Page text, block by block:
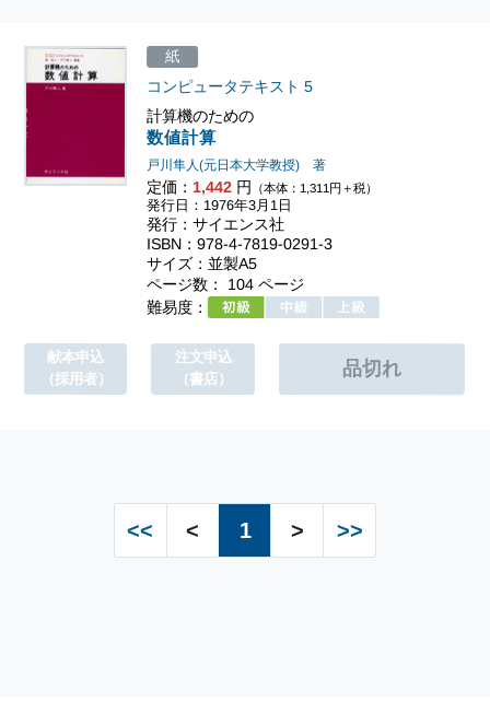
計算機のための
数値計算
コンピュータテキスト 5
戸川隼人(元日本大学教授) 著
定価： 1,442 円 （本体：1,311円＋税）
紙
発行日：1976年3月1日
発行：サイエンス社
ISBN：978-4-7819-0291-3
サイズ：並製A5
ページ数： 104 ページ
難易度：
献本申込
（採用者）
注文申込
（書店）
<< < 1 > >>